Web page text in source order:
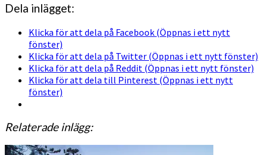
Dela inlägget:
Klicka för att dela på Facebook (Öppnas i ett nytt
fönster)
Klicka för att dela på Twitter (Öppnas i ett nytt fönster)
Klicka för att dela på Reddit (Öppnas i ett nytt fönster)
Klicka för att dela till Pinterest (Öppnas i ett nytt
fönster)
Relaterade inlägg: